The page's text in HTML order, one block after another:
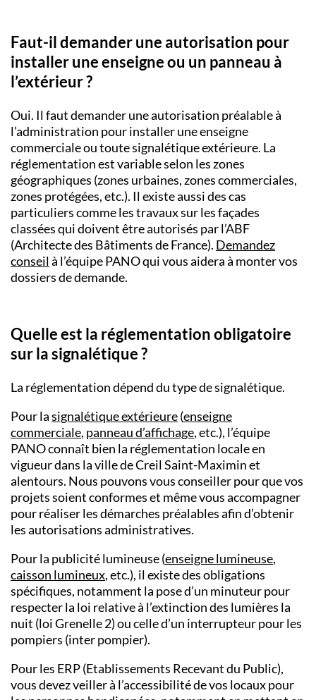
Faut-il demander une autorisation pour
installer une enseigne ou un panneau à
l’extérieur ?
Oui. Il faut demander une autorisation préalable à
l’administration pour installer une enseigne
commerciale ou toute signalétique extérieure. La
réglementation est variable selon les zones
géographiques (zones urbaines, zones commerciales,
zones protégées, etc.). Il existe aussi des cas
particuliers comme les travaux sur les façades
classées qui doivent être autorisés par l’ABF
(Architecte des Bâtiments de France). Demandez
conseilà l’équipe PANO qui vous aidera à monter vos
dossiers de demande.
Quelle est la réglementation obligatoire
sur la signalétique ?
La réglementation dépend du type de signalétique.
Pour lasignalétique extérieure(enseigne
commerciale, panneau d’affichage, etc.), l’équipe
PANO connaît bien la réglementation locale en
vigueur dans la ville de Creil Saint-Maximin et
alentours. Nous pouvons vous conseiller pour que vos
projets soient conformes et même vous accompagner
pour réaliser les démarches préalables afin d’obtenir
les autorisations administratives.
Pour la publicité lumineuse (enseigne lumineuse,
caisson lumineux, etc.), il existe des obligations
spécifiques, notamment la pose d’un minuteur pour
respecter la loi relative à l’extinction des lumières la
nuit (loi Grenelle 2) ou celle d’un interrupteur pour les
pompiers (inter pompier).
Pour les ERP (Etablissements Recevant du Public),
vous devez veiller à l’accessibilité de vos locaux pour